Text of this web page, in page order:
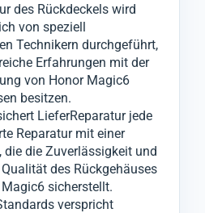
des Rückdeckels wird
von speziell
Technikern durchgeführt,
Erfahrungen mit der
von Honor Magic6
besitzen.
LieferReparatur jede
Reparatur mit einer
die die Zuverlässigkeit und
des Rückgehäuses
sicherstellt.
verspricht